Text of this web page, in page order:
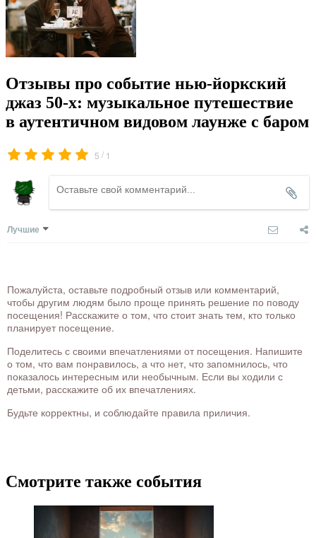
Отзывы про событие нью-йоркский
джаз 50-х: музыкальное путешествие
в аутентичном видовом лаунже с баром
5 / 1
Лучшие
Пожалуйста, оставьте подробный отзыв или комментарий,
чтобы другим людям было проще принять решение по поводу
посещения! Расскажите о том, что стоит знать тем, кто только
планирует посещение.
Поделитесь с своими впечатлениями от посещения. Напишите
о том, что вам понравилось, а что нет, что запомнилось, что
показалось интересным или необычным. Если вы ходили с
детьми, расскажите об их впечатлениях.
Будьте корректны, и соблюдайте правила приличия.
Смотрите также события